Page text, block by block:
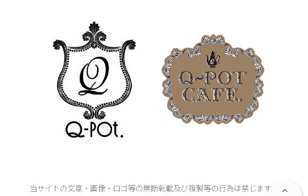
当サイトの文章・画像・ロゴ等の無断転載及び複製等の行為は禁じます。